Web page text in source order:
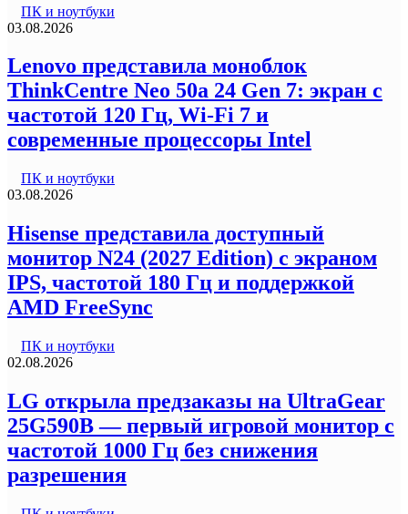
ПК и ноутбуки
03.08.2026
Lenovo представила моноблок
ThinkCentre Neo 50a 24 Gen 7: экран с
частотой 120 Гц, Wi-Fi 7 и
современные процессоры Intel
ПК и ноутбуки
03.08.2026
Hisense представила доступный
монитор N24 (2027 Edition) с экраном
IPS, частотой 180 Гц и поддержкой
AMD FreeSync
ПК и ноутбуки
02.08.2026
LG открыла предзаказы на UltraGear
25G590B — первый игровой монитор с
частотой 1000 Гц без снижения
разрешения